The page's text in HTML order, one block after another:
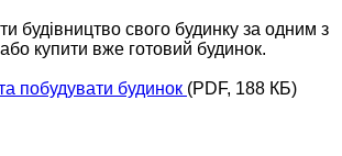
будівництво свого будинку за одним з
купити вже готовий будинок.
побудувати будинок (PDF, 188 КБ)